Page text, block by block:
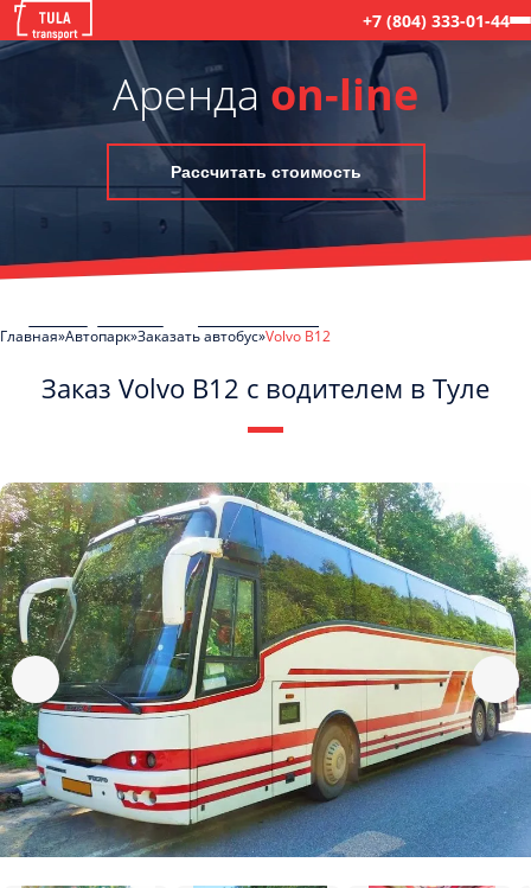
+7 (804) 333-01-44
Аренда on-line
Рассчитать стоимость
Главная Автопарк Заказать автобус Volvo B12
Заказ Volvo B12 с водителем в Туле
обработку моих Персональных данных